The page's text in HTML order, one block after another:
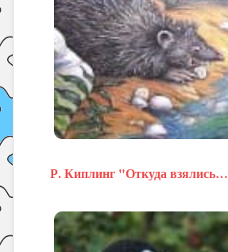
Р. Киплинг "Откуда взялись…